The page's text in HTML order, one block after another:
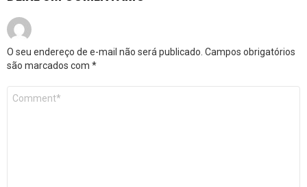
O seu endereço de e-mail não será publicado. Campos obrigatórios
são marcados com *
Comentário